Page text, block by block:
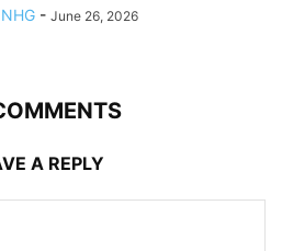
- June 26, 2026
A REPLY